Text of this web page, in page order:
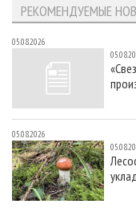
РЕКОМЕНДУЕМЫЕ
05.08.2026
05.08.2026